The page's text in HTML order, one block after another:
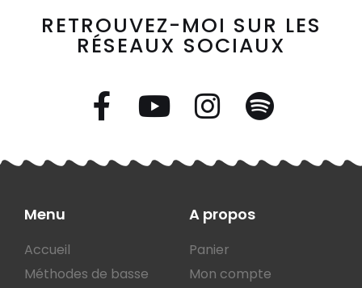
RETROUVEZ-MOI SUR LES
RÉSEAUX SOCIAUX
Menu
Accueil
Méthodes de basse
A propos
Panier
Mon compte